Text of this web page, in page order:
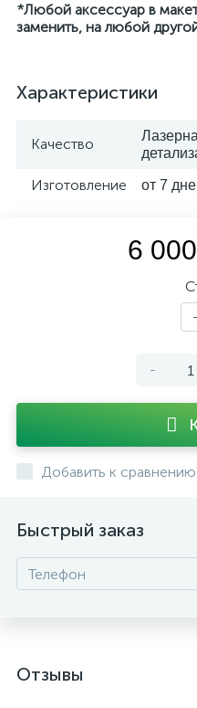
*Любой аксессуар в
заменить, на любой
Характеристики
Качество
Изготовление от 7
6
-
-
Добавить к сравнению
Быстрый заказ
Отзывы